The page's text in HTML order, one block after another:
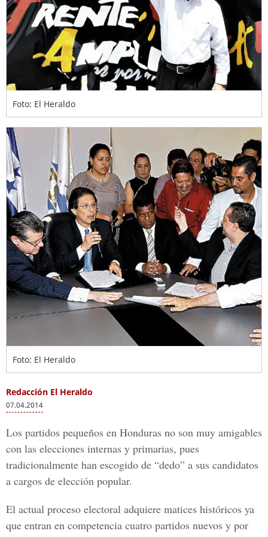
Foto: El Heraldo
Foto: El Heraldo
Redacción El Heraldo
07.04.2014
Los partidos pequeños en Honduras no son muy amigables
con las elecciones internas y primarias, pues
tradicionalmente han escogido de “dedo” a sus candidatos
a cargos de elección popular.
El actual proceso electoral adquiere matices históricos ya
que entran en competencia cuatro partidos nuevos y por